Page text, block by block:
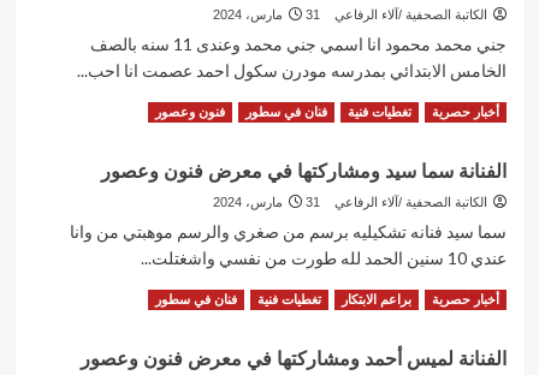
رودينا
ومشاركتها
في
معرض
فنون
الكاتبة الصحفية /آلاء الرفاعي 31 مارس، 2024
جني محمد محمود انا اسمي جني محمد وعندى 11 سنه بالصف
الخامس الابتدائي بمدرسه مودرن سكول احمد عصمت انا احب...
Read More
Read
الفنانة
جنى
محمد
ومشاركتها
في
معرض
فنون
أخبار حصرية تغطيات فنية فنان في سطور فنون وعصور
الفنانة سما سيد ومشاركتها في معرض فنون وعصور
الكاتبة الصحفية /آلاء الرفاعي 31 مارس، 2024
سما سيد فنانه تشكيليه برسم من صغري والرسم موهبتي من وانا
عندي 10 سنين الحمد لله طورت من نفسي واشغتلت...
Read More
Read
الفنانة
أخبار حصرية براعم الابتكار تغطيات فنية فنان في سطور
الفنانة لميس أحمد ومشاركتها في معرض فنون وعصور